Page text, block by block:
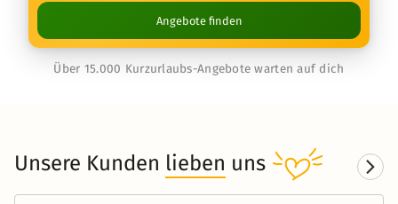
Angebote finden
Über 15.000 Kurzurlaubs-Angebote warten auf dich
Unsere Kunden lieben uns